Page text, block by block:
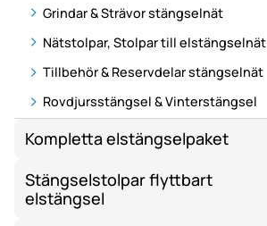
Grindar & Strävor stängselnät
Nätstolpar, Stolpar till elstängselnät
Tillbehör & Reservdelar stängselnät
Rovdjursstängsel & Vinterstängsel
Kompletta elstängselpaket
Stängselstolpar flyttbart
elstängsel